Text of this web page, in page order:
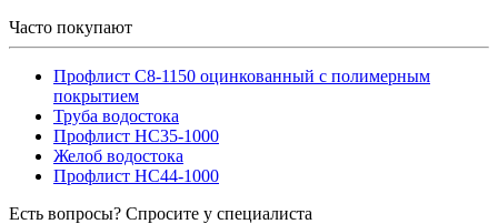
Часто покупают
Профлист С8-1150 оцинкованный с полимерным
покрытием
Труба водостока
Профлист НС35-1000
Желоб водостока
Профлист НС44-1000
Есть вопросы? Спросите у специалиста